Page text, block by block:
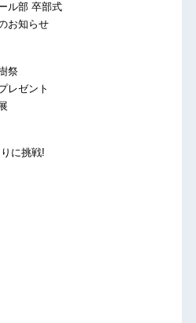
ル部 卒部式
お知らせ
祭
レゼント
に挑戦!